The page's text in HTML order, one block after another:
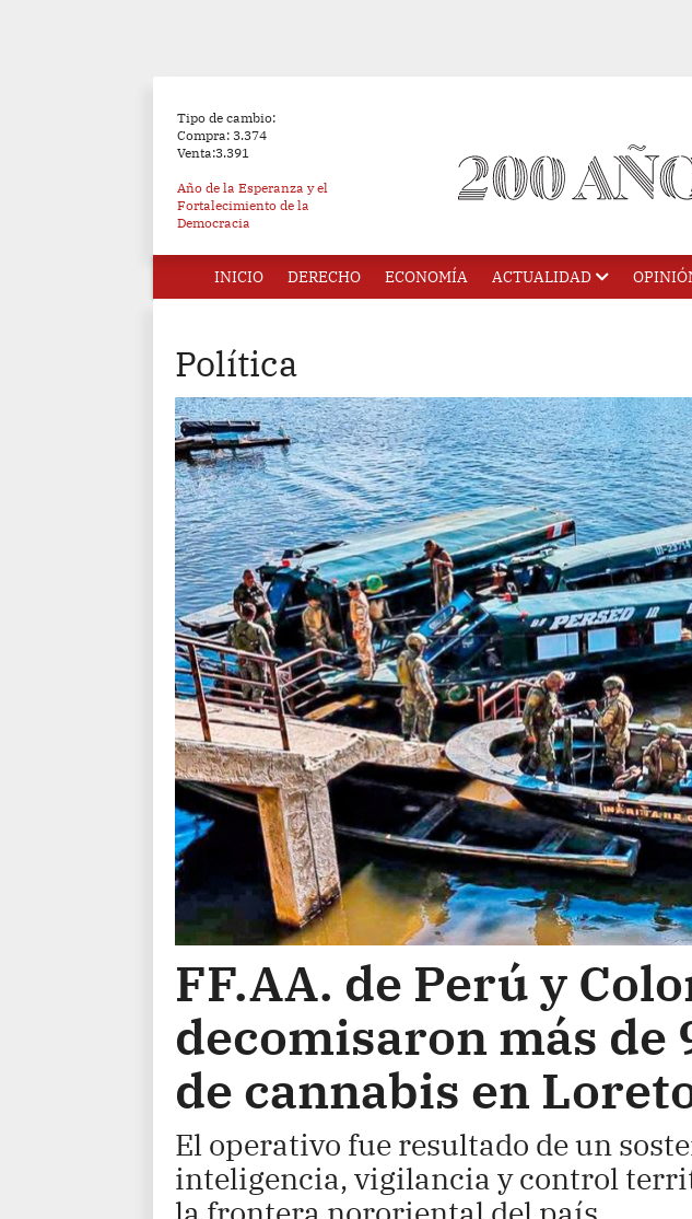
Tipo de cambio:
Compra: 3.374
Venta:3.391
Año de la Esperanza y el
Fortalecimiento de la
Democracia
INICIO DERECHO ECONOMÍA ACTUALIDAD
Política
FF.AA. de Perú y
decomisaron más de
de cannabis en
El operativo fue resultado de un
inteligencia, vigilancia y control